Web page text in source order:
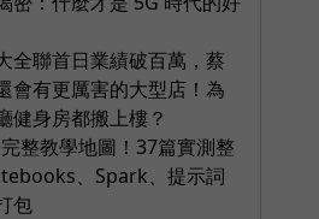
全聯首日業績破百萬，蔡
會有更厲害的大型店！為
健身房都搬上樓？
整教學地圖！37篇實測整
、Spark、提示詞
包